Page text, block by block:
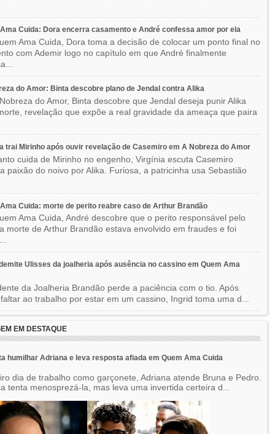
Cuida: Dora encerra casamento e André confessa amor por ela
Ama Cuida, Dora toma a decisão de colocar um ponto final no
com Ademir logo no capítulo em que André finalmente
do Amor: Binta descobre plano de Jendal contra Alika
do Amor, Binta descobre que Jendal deseja punir Alika
revelação que expõe a real gravidade da ameaça que paira
trai Mirinho após ouvir revelação de Casemiro em A Nobreza do Amor
cuida de Mirinho no engenho, Virgínia escuta Casemiro
paixão do noivo por Alika. Furiosa, a patricinha usa Sebastião
Cuida: morte de perito reabre caso de Arthur Brandão
Ama Cuida, André descobre que o perito responsável pelo
morte de Arthur Brandão estava envolvido em fraudes e foi
Ulisses da joalheria após ausência no cassino em Quem Ama
da Joalheria Brandão perde a paciência com o tio. Após
ao trabalho por estar em um cassino, Ingrid toma uma d...
EM DESTAQUE
humilhar Adriana e leva resposta afiada em Quem Ama Cuida
dia de trabalho como garçonete, Adriana atende Bruna e Pedro.
tenta menosprezá-la, mas leva uma invertida certeira d...